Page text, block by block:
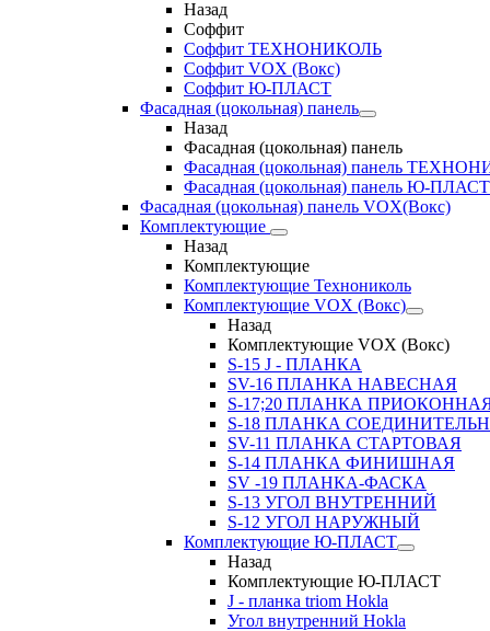
Назад
Соффит
Соффит ТЕХНОНИКОЛЬ
Соффит VOX (Вокс)
Соффит Ю-ПЛАСТ
Фасадная (цокольная) панель
Назад
Фасадная (цокольная) панель
Фасадная (цокольная) панель
Фасадная (цокольная) панель Ю-ПЛАСТ
Фасадная (цокольная) панель VOX(Вокс)
Комплектующие
Назад
Комплектующие
Комплектующие Технониколь
Комплектующие VOX (Вокс)
Назад
Комплектующие VOX (Вокс)
S-15 J - ПЛАНКА
SV-16 ПЛАНКА НАВЕСНАЯ
S-17;20 ПЛАНКА
S-18 ПЛАНКА
SV-11 ПЛАНКА СТАРТОВАЯ
S-14 ПЛАНКА ФИНИШНАЯ
SV -19 ПЛАНКА-ФАСКА
S-13 УГОЛ ВНУТРЕННИЙ
S-12 УГОЛ НАРУЖНЫЙ
Комплектующие Ю-ПЛАСТ
Назад
Комплектующие Ю-ПЛАСТ
J - планка triom Hokla
Угол внутренний Hokla